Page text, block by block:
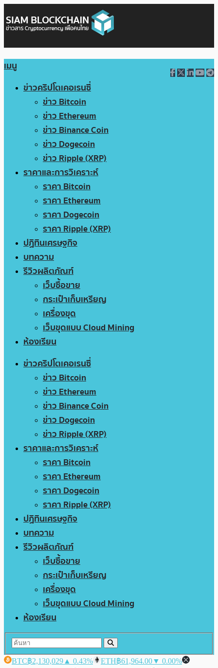
เมนู
ข่าวคริปโตเคอเรนซี่
ข่าว Bitcoin
ข่าว Ethereum
ข่าว Binance Coin
ข่าว Dogecoin
ข่าว Ripple (XRP)
ราคาและการวิเคราะห์
ราคา Bitcoin
ราคา Ethereum
ราคา Dogecoin
ราคา Ripple (XRP)
ปฏิทินเศรษฐกิจ
บทความ
รีวิวผลิตภัณฑ์
เว็บซื้อขาย
กระเป๋าเก็บเหรียญ
เครื่องขุด
เว็บขุดแบบ Cloud Mining
ห้องเรียน
ข่าวคริปโตเคอเรนซี่
ข่าว Bitcoin
ข่าว Ethereum
ข่าว Binance Coin
ข่าว Dogecoin
ข่าว Ripple (XRP)
ราคาและการวิเคราะห์
ราคา Bitcoin
ราคา Ethereum
ราคา Dogecoin
ราคา Ripple (XRP)
ปฏิทินเศรษฐกิจ
บทความ
รีวิวผลิตภัณฑ์
เว็บซื้อขาย
กระเป๋าเก็บเหรียญ
เครื่องขุด
เว็บขุดแบบ Cloud Mining
ห้องเรียน
BTC฿2,130,029 ▲ 0.43% ETH฿61,964.00▼ 0.00%